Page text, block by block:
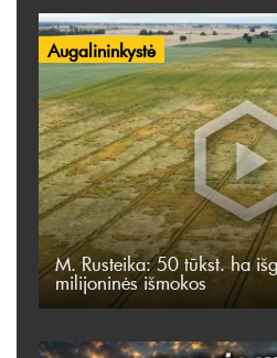
Augalininkystė
M. Rusteika: 50 tūkst. ha
milijoninės išmokos